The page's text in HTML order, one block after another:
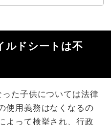
ルドシートは不
た子供については法律
使用義務はなくなるの
よって検挙され、行政